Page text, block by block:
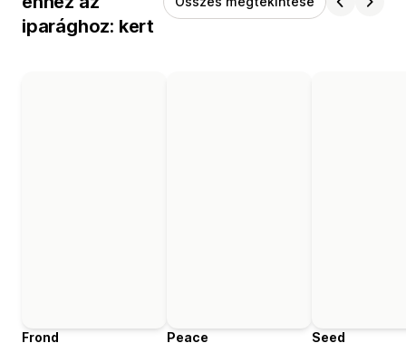
iparághoz: kert
Frond
Peace
Seed